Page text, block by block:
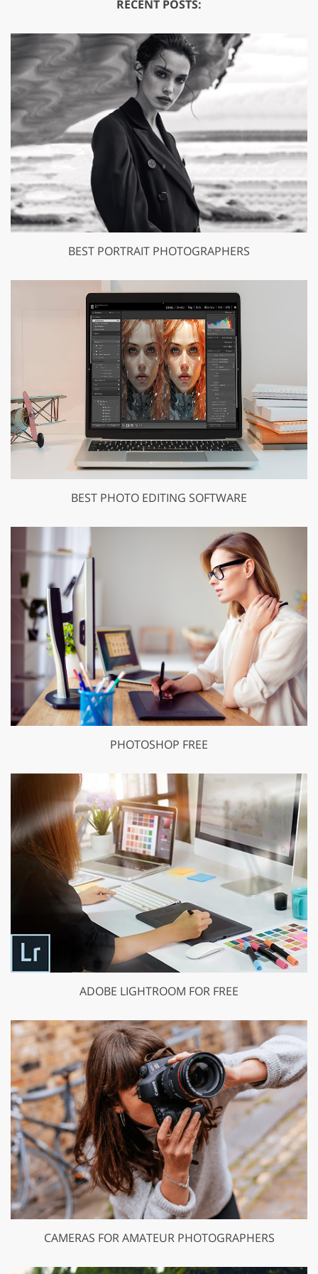
RECENT POSTS:
BEST PORTRAIT PHOTOGRAPHERS
BEST PHOTO EDITING SOFTWARE
PHOTOSHOP FREE
ADOBE LIGHTROOM FOR FREE
CAMERAS FOR AMATEUR PHOTOGRAPHERS